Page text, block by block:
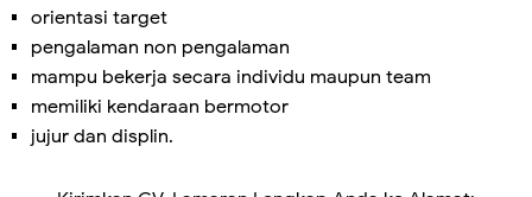
orientasi target
pengalaman non pengalaman
mampu bekerja secara individu maupun team
memiliki kendaraan bermotor
jujur dan displin.